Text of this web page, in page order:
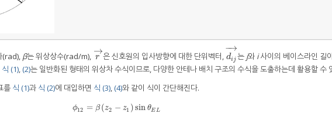
(rad), β는 위상상수(rad/m), r
→
r→ 은 신호원의 입사방향에 대한 단위벡터, dij
−→
dij→는 j와 i사이의 베이스라인 길
식 (1),(2)는 일반화된 형태의 위상차 수식이므로, 다양한 안테나 배치 구조의 수식을 도출하는데 활용할 수
를 식 (1)과 식 (2)에 대입하면 식 (3),(4)와 같이 식이 간단해진다.
ϕ12 = β (z2 − z1 )sin θE L
ϕ12 =β(z2 −z 1)sinθEL